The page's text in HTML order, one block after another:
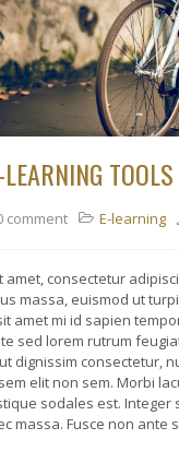
TOOLS
comment E-learning
amet, consectetur
massa, euismod ut
amet mi id sapien
sed lorem rutrum
dignissim consectetur,
elit non sem. Morbi
sodales est. Integer
massa. Fusce non ante